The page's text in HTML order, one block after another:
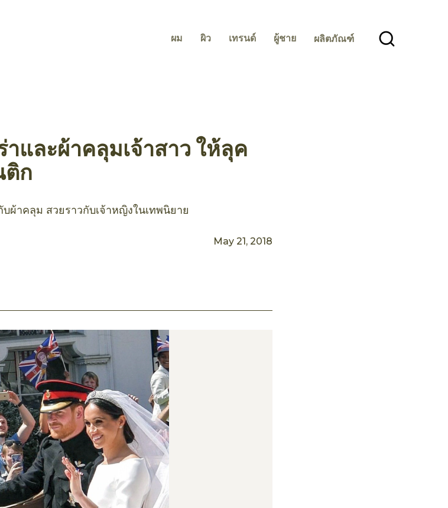
ผม ผิว เทรนด์ ผู้ชาย ผลิตภัณฑ์
าและผ้าคลุมเจ้าสาว ให้ลุค
ติก
ผ้าคลุม สวยราวกับเจ้าหญิงในเทพนิยาย
May 21, 2018